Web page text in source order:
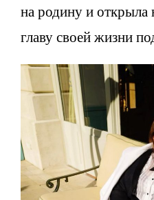
на родину и
главу своей жизни